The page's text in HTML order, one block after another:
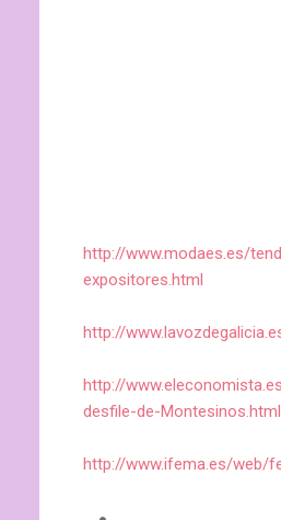
http://www.modaes.es/
expositores.html
http://
http://
desfile-de-Montesinos.html
http://www.ifema.es/web/